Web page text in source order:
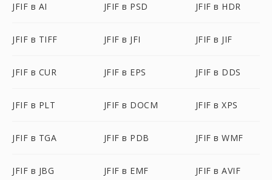
JFIF в AI JFIF в PSD JFIF в HDR
JFIF в TIFF JFIF в JFI JFIF в JIF
JFIF в CUR JFIF в EPS JFIF в DDS
JFIF в PLT JFIF в DOCM JFIF в XPS
JFIF в TGA JFIF в PDB JFIF в WMF
JFIF в JBG JFIF в EMF JFIF в AVIF